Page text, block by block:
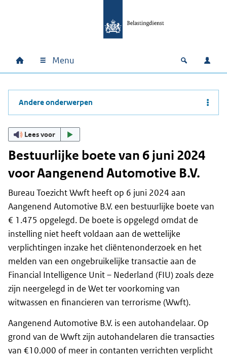
Hoofdnavigatie
Home Menu Open
Andere onderwerpen
Lees voor
Bestuurlijke boete van 6 juni 2024
voor Aangenend Automotive B.V.
Bureau Toezicht Wwft heeft op 6 juni 2024 aan
Aangenend Automotive B.V. een bestuurlijke boete van
€ 1.475 opgelegd. De boete is opgelegd omdat de
instelling niet heeft voldaan aan de wettelijke
verplichtingen inzake het cliëntenonderzoek en het
melden van een ongebruikelijke transactie aan de
Financial Intelligence Unit – Nederland (FIU) zoals deze
zijn neergelegd in de Wet ter voorkoming van
witwassen en financieren van terrorisme (Wwft).
Aangenend Automotive B.V. is een autohandelaar. Op
grond van de Wwft zijn autohandelaren die transacties
van €10.000 of meer in contanten verrichten verplicht